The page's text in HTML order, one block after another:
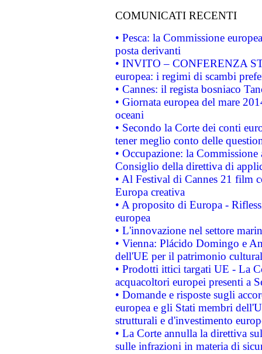
COMUNICATI RECENTI
• Pesca: la Commissione
posta derivanti
• INVITO – CONFERENZA
europea: i regimi di scambi
• Cannes: il regista bosniaco
• Giornata europea del mare
oceani
• Secondo la Corte dei conti
tener meglio conto delle
• Occupazione: la
Consiglio della direttiva di
• Al Festival di Cannes 21 film
Europa creativa
• A proposito di Europa -
europea
• L'innovazione nel settore
• Vienna: Plácido Domingo e
dell'UE per il patrimonio
• Prodotti ittici targati UE - La
acquacoltori europei presenti a
• Domande e risposte sugli
europea e gli Stati membri
strutturali e d'investimento
• La Corte annulla la direttiva
sulle infrazioni in materia di